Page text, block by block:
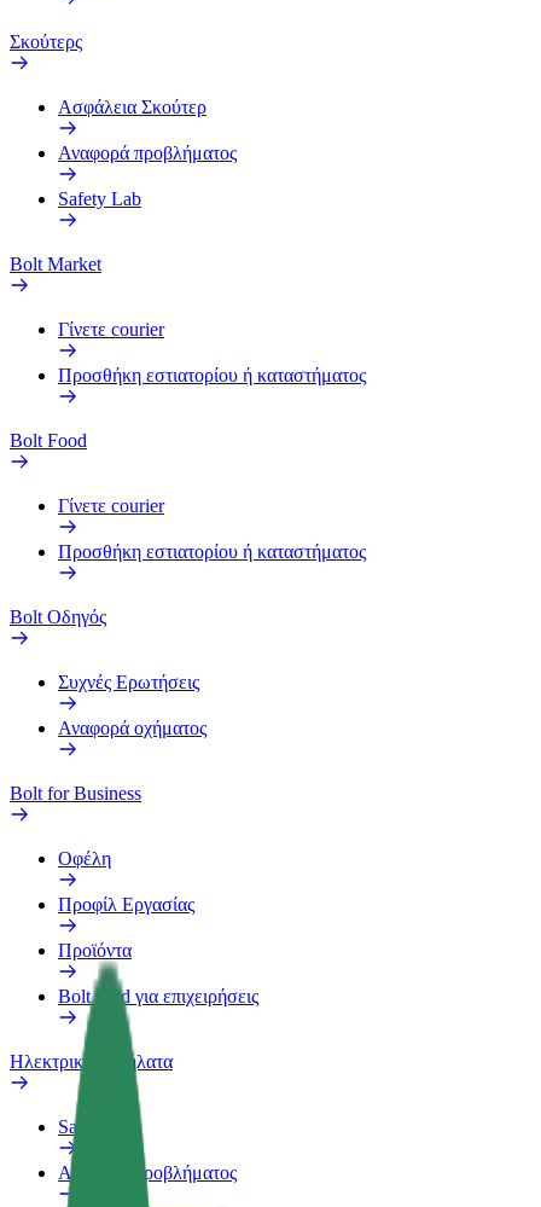
Σκούτερς
Ασφάλεια Σκούτερ
Αναφορά προβλήματος
Safety Lab
Bolt Market
Γίνετε courier
Προσθήκη εστιατορίου ή καταστήματος
Bolt Food
Γίνετε courier
Προσθήκη εστιατορίου ή καταστήματος
Bolt Οδηγός
Συχνές Ερωτήσεις
Αναφορά οχήματος
Bolt for Business
Οφέλη
Προφίλ Εργασίας
Προϊόντα
Bolt food για επιχειρήσεις
Ηλεκτρικά ποδήλατα
Safety Lab
Αναφορά προβλήματος